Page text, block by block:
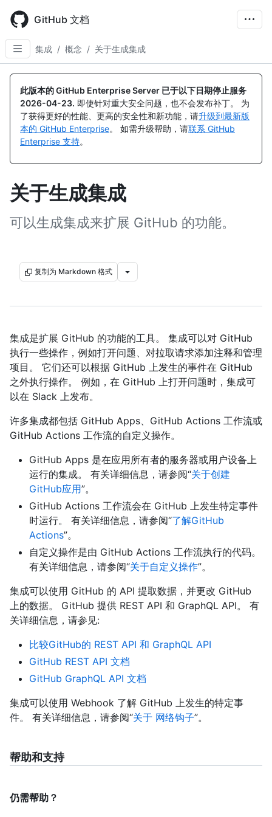
main
content
GitHub 文档
集成 / 概念 / 关于生成集成
此版本的 GitHub Enterprise Server 已于以下日期停止服务
2026-04-23. 即使针对重大安全问题，也不会发布补丁。 为
了获得更好的性能、更高的安全性和新功能，请升级到最新版
本的 GitHub Enterprise。 如需升级帮助，请联系 GitHub
Enterprise 支持。
关于生成集成
可以生成集成来扩展 GitHub 的功能。
复制为 Markdown 格式
集成是扩展 GitHub 的功能的工具。 集成可以对 GitHub
执行一些操作，例如打开问题、对拉取请求添加注释和管理
项目。 它们还可以根据 GitHub 上发生的事件在 GitHub
之外执行操作。 例如，在 GitHub 上打开问题时，集成可
以在 Slack 上发布。
许多集成都包括 GitHub Apps、GitHub Actions 工作流或
GitHub Actions 工作流的自定义操作。
GitHub Apps 是在应用所有者的服务器或用户设备上
运行的集成。 有关详细信息，请参阅“关于创建
GitHub应用”。
GitHub Actions 工作流会在 GitHub 上发生特定事件
时运行。 有关详细信息，请参阅“了解GitHub
Actions”。
自定义操作是由 GitHub Actions 工作流执行的代码。
有关详细信息，请参阅“关于自定义操作”。
集成可以使用 GitHub 的 API 提取数据，并更改 GitHub
上的数据。 GitHub 提供 REST API 和 GraphQL API。 有
关详细信息，请参见:
比较GitHub的 REST API 和 GraphQL API
GitHub REST API 文档
GitHub GraphQL API 文档
集成可以使用 Webhook 了解 GitHub 上发生的特定事
件。 有关详细信息，请参阅“关于 网络钩子”。
帮助和支持
仍需帮助？